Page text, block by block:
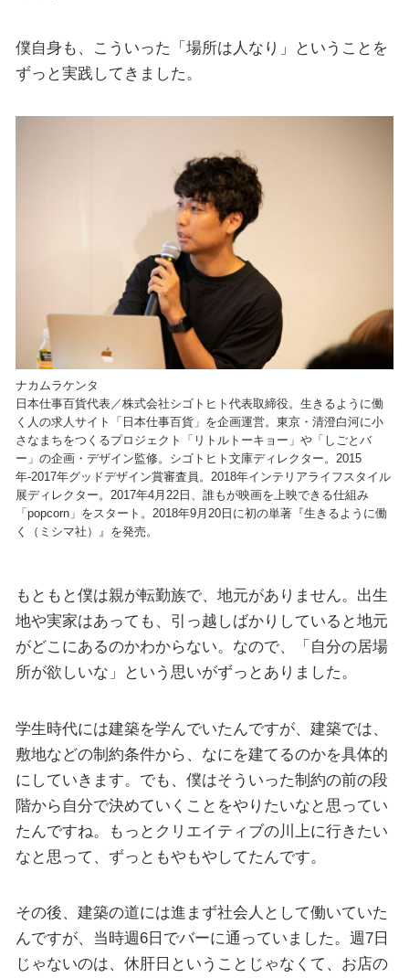
僕自身も、こういった「場所は人なり」ということを
ずっと実践してきました。
ナカムラケンタ
日本仕事百貨代表／株式会社シゴトヒト代表取締役。生きるように働
く人の求人サイト「日本仕事百貨」を企画運営。東京・清澄白河に小
さなまちをつくるプロジェクト「リトルトーキョー」や「しごとバ
ー」の企画・デザイン監修。シゴトヒト文庫ディレクター。2015
年-2017年グッドデザイン賞審査員。2018年インテリアライフスタイル
展ディレクター。2017年4月22日、誰もが映画を上映できる仕組み
「popcorn」をスタート。2018年9月20日に初の単著『生きるように働
く（ミシマ社）』を発売。
もともと僕は親が転勤族で、地元がありません。出生
地や実家はあっても、引っ越しばかりしていると地元
がどこにあるのかわからない。なので、「自分の居場
所が欲しいな」という思いがずっとありました。
学生時代には建築を学んでいたんですが、建築では、
敷地などの制約条件から、なにを建てるのかを具体的
にしていきます。でも、僕はそういった制約の前の段
階から自分で決めていくことをやりたいなと思ってい
たんですね。もっとクリエイティブの川上に行きたい
なと思って、ずっともやもやしてたんです。
その後、建築の道には進まず社会人として働いていた
んですが、当時週6日でバーに通っていました。週7日
じゃないのは、休肝日ということじゃなくて、お店の